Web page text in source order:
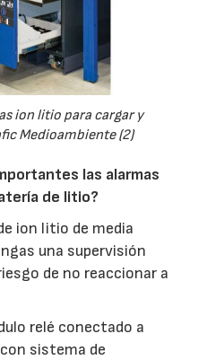
ion litio para cargar y
Medioambiente (2)
las alarmas
de litio?
ion litio de media
una supervisión
de no reaccionar a
relé conectado a
sistema de